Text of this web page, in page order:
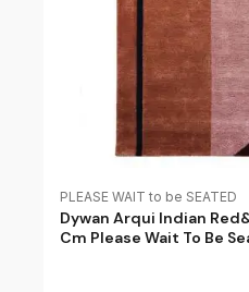
PLEASE WAIT to be SEATED
Dywan Arqui Indian
Cm Please Wait To Be